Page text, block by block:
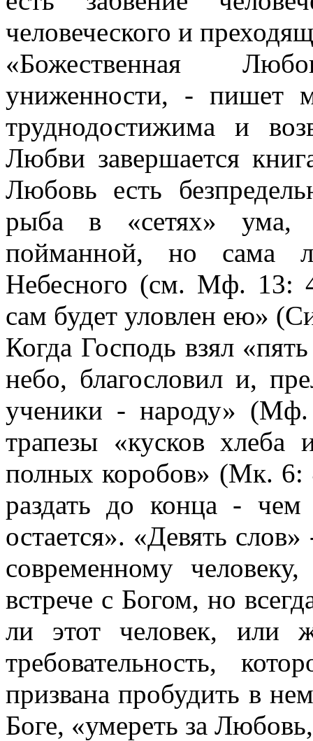
человеческого и
«Божественная
униженности, - пишет
труднодостижима и
Любви завершается
Любовь есть
рыба в «сетях» ума,
пойманной, но сама
Небесного (см. Мф. 13:
сам будет уловлен ею»
Когда Господь взял
небо, благословил и,
ученики - народу»
трапезы «кусков хлеба
полных коробов» (Мк. 6:
раздать до конца -
остается». «Девять
современному
встрече с Богом, но
ли этот человек, или
требовательность,
призвана пробудить в
Боге, «умереть за